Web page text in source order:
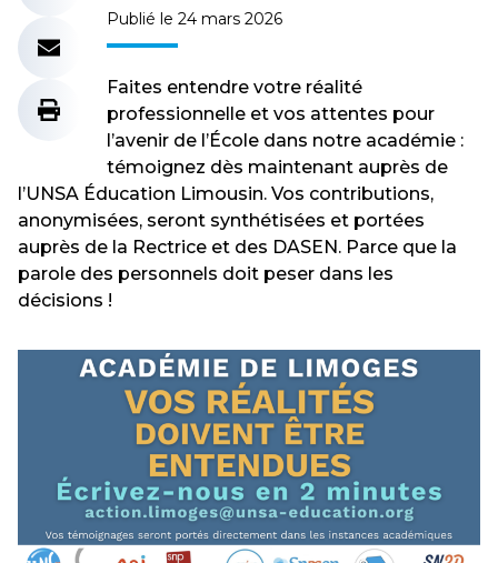
Publié le 24 mars 2026
Faites entendre votre réalité
professionnelle et vos attentes pour
l’avenir de l’École dans notre académie :
témoignez dès maintenant auprès de
l’UNSA Éducation Limousin. Vos contributions,
anonymisées, seront synthétisées et portées
auprès de la Rectrice et des DASEN. Parce que la
parole des personnels doit peser dans les
décisions !